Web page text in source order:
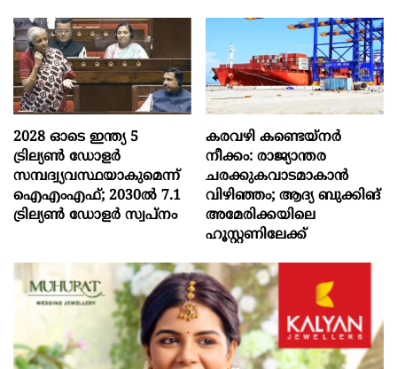
2028 ഓടെ ഇന്ത്യ 5
ട്രില്യണ്‍ ഡോളര്‍
സമ്പദ്വ്യവസ്ഥയാകുമെന്ന്
ഐഎംഎഫ്; 2030ല്‍ 7.1
ട്രില്യണ്‍ ഡോളര്‍ സ്വപ്നം
കരവഴി കണ്ടെയ്നർ
നീക്കം: രാജ്യാന്തര
ചരക്കുകവാടമാകാൻ
വിഴിഞ്ഞം; ആദ്യ ബുക്കിങ്
അമേരിക്കയിലെ
ഹൂസ്റ്റണിലേക്ക്